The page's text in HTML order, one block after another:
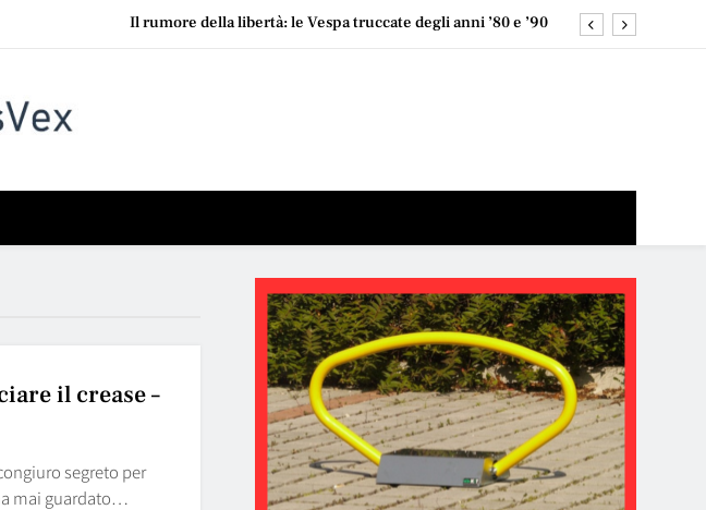
Il rumore della libertà: le Vespa truccate degli anni ’80 e ’90
Fiera a Rimini o fuga al mare? Spoiler: puoi fare entrambe (e meglio)
sistemi legacy hanno spesso una narrativa pronta: “funziona, quindi perché
Fiera a Rimini o fuga al mare? Spoiler: puoi fare entrambe (e meglio)
il crease –
segreto per
mai guardato…